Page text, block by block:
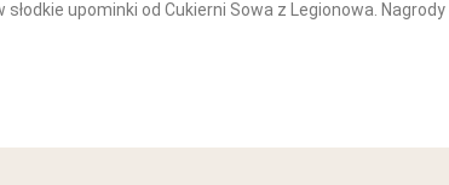
upominki od Cukierni Sowa z Legionowa. Nagrody